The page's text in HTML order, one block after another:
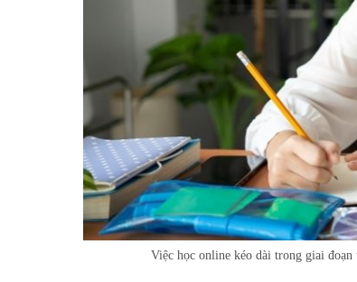
Việc học online kéo dài trong giai